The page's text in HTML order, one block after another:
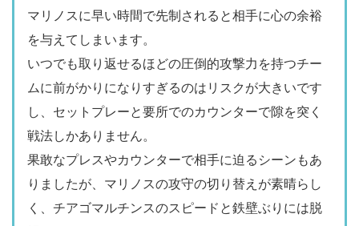
マリノスに早い時間で先制されると相手に心の余裕
を与えてしまいます。
いつでも取り返せるほどの圧倒的攻撃力を持つチー
ムに前がかりになりすぎるのはリスクが大きいです
し、セットプレーと要所でのカウンターで隙を突く
戦法しかありません。
果敢なプレスやカウンターで相手に迫るシーンもあ
りましたが、マリノスの攻守の切り替えが素晴らし
く、チアゴマルチンスのスピードと鉄壁ぶりには脱